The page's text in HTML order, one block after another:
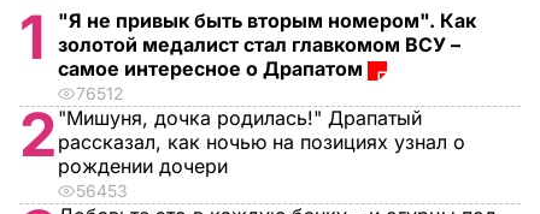
1
"Я не привык быть вторым номером". Как
золотой медалист стал главкомом ВСУ –
самое интересное о Драпатом
76512
2 "Мишуня, дочка родилась!" Драпатый
рассказал, как ночью на позициях узнал о
рождении дочери
56453